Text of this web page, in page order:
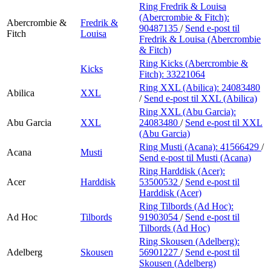
Abercrombie &
Fitch
Fredrik &
Louisa
Ring Fredrik & Louisa
(Abercrombie & Fitch):
90487135 / Send e-post til
Fredrik & Louisa (Abercrombie
& Fitch)
Kicks
Ring Kicks (Abercrombie &
Fitch): 33221064
Abilica
XXL
Ring XXL (Abilica): 24083480
/ Send e-post til XXL (Abilica)
Abu Garcia XXL
Ring XXL (Abu Garcia):
24083480 / Send e-post til XXL
(Abu Garcia)
Acana
Musti
Ring Musti (Acana): 41566429 /
Send e-post til Musti (Acana)
Acer Harddisk
Ring Harddisk (Acer):
53500532 / Send e-post til
Harddisk (Acer)
Ad Hoc Tilbords
Ring Tilbords (Ad Hoc):
91903054 / Send e-post til
Tilbords (Ad Hoc)
Adelberg Skousen
Ring Skousen (Adelberg):
56901227 / Send e-post til
Skousen (Adelberg)